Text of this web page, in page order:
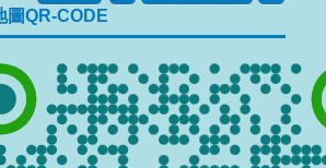
圖QR-CODE